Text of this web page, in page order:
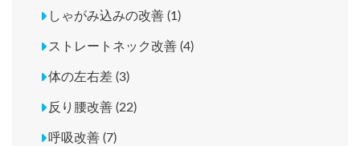
しゃがみ込みの改善 (1)
ストレートネック改善 (4)
体の左右差 (3)
反り腰改善 (22)
呼吸改善 (7)